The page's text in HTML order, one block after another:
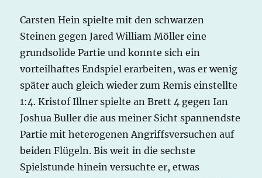
Carsten Hein spielte mit den schwarzen
Steinen gegen Jared William Möller eine
grundsolide Partie und konnte sich ein
vorteilhaftes Endspiel erarbeiten, was er wenig
später auch gleich wieder zum Remis einstellte
1:4. Kristof Illner spielte an Brett 4 gegen Ian
Joshua Buller die aus meiner Sicht spannendste
Partie mit heterogenen Angriffsversuchen auf
beiden Flügeln. Bis weit in die sechste
Spielstunde hinein versuchte er, etwas